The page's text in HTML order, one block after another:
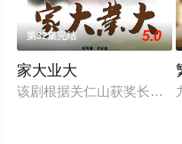
第32集完结 5.0
家大业大
该剧根据关仁山获奖长篇